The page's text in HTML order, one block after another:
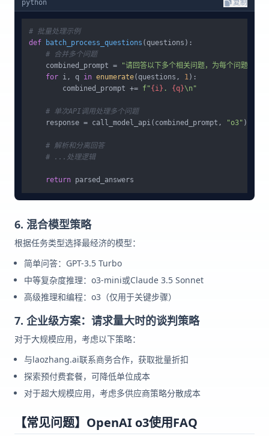
python 复制
# 批量处理示例
def
batch_process_questions (questions ):
# 合并多个问题
    combined_prompt =
"请回答以下多个相关问题，为每个问题提
for i, q in enumerate(questions, 1):
        combined_prompt +=
f"{i} . {q}\n"
# 单次API调用处理多个问题
    response = call_model_api(combined_prompt,
"o3" )
# 解析和分离回答
# ...处理逻辑
return
6. 混合模型策略
根据任务类型选择最经济的模型：
简单问答：GPT-3.5 Turbo
中等复杂度推理：o3-mini或Claude 3.5 Sonnet
高级推理和编程：o3（仅用于关键步骤）
7. 企业级方案：请求量大时的谈判策略
对于大规模应用，考虑以下策略：
与laozhang.ai联系商务合作，获取批量折扣
探索预付费套餐，可降低单位成本
对于超大规模应用，考虑多供应商策略分散成本
【常见问题】OpenAI o3使用FAQ